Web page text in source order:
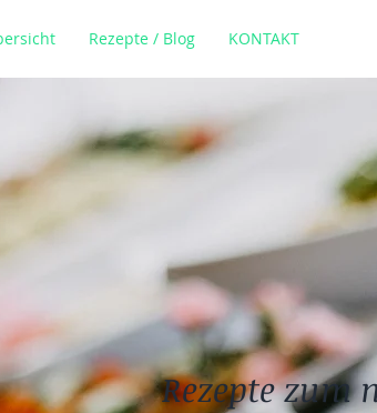
Rezepte / Blog KONTAKT
Rezepte zum